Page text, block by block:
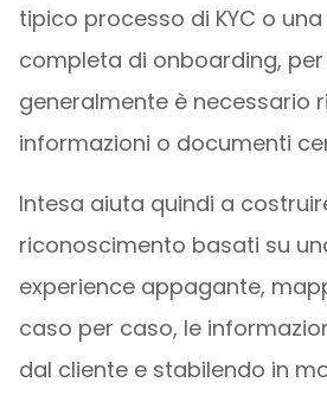
tipico processo di KYC o
completa di onboarding,
generalmente è necessario
informazioni o documenti
Intesa aiuta quindi a
riconoscimento basati su
experience appagante,
caso per caso, le
dal cliente e stabilendo in